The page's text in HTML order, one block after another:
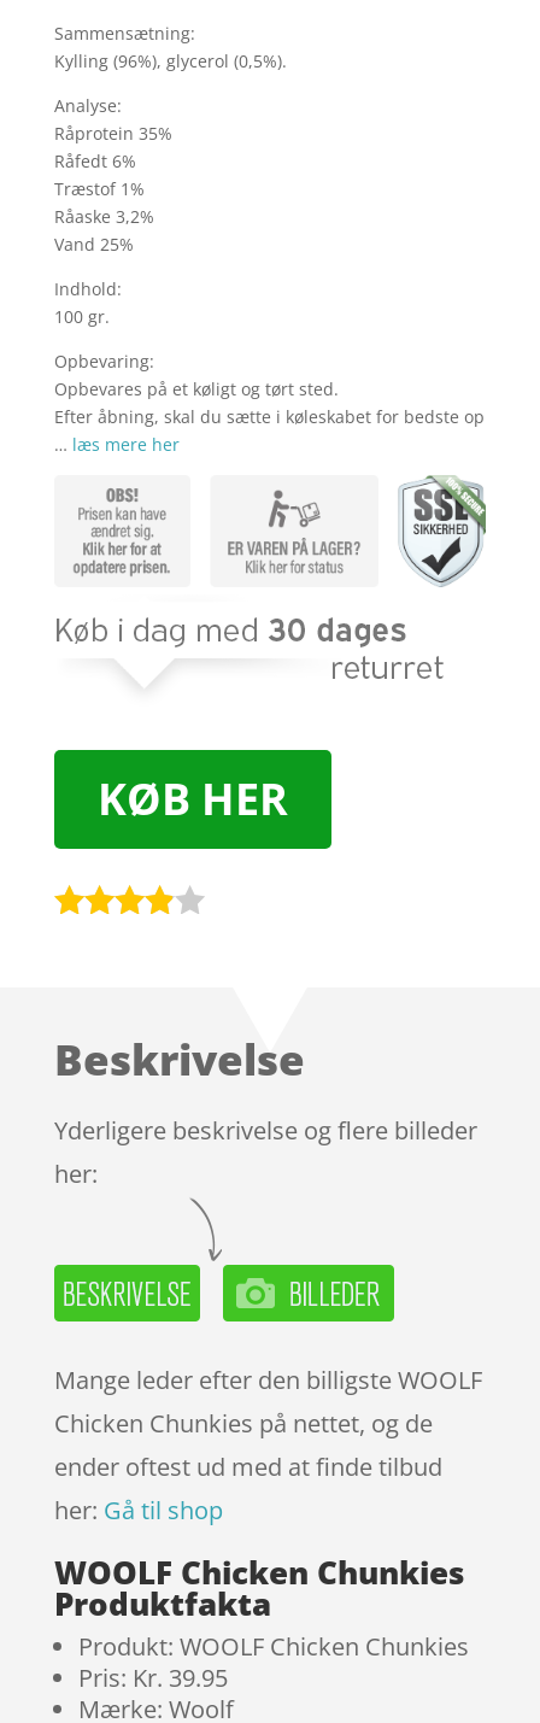
Sammensætning:
Kylling (96%), glycerol (0,5%).
Analyse:
Råprotein 35%
Råfedt 6%
Træstof 1%
Råaske 3,2%
Vand 25%
Indhold:
100 gr.
Opbevaring:
Opbevares på et køligt og tørt sted.
Efter åbning, skal du sætte i køleskabet for bedste op
… læs mere her
KØB HER
på
ømmels
er
Beskrivelse
Yderligere beskrivelse og flere billeder
her:
Mange leder efter den billigste WOOLF
Chicken Chunkies på nettet, og de
ender oftest ud med at finde tilbud
her: Gå til shop
WOOLF Chicken Chunkies
Produktfakta
Produkt: WOOLF Chicken Chunkies
Pris: Kr. 39.95
Mærke: Woolf